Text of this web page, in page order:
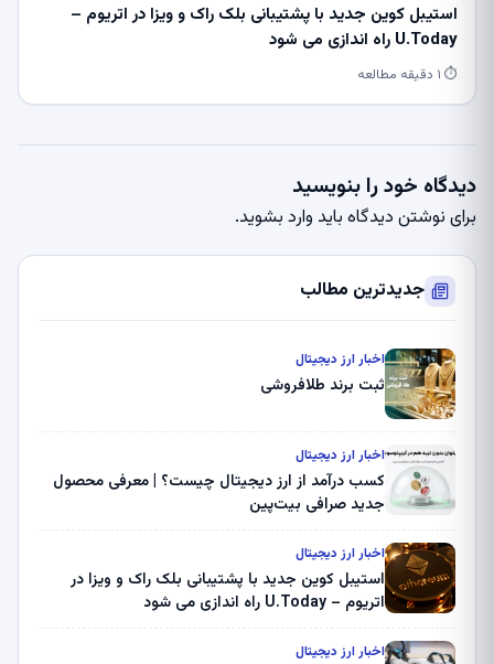
استیبل کوین جدید با پشتیبانی بلک راک و ویزا در اتریوم –
U.Today راه اندازی می شود
⏱ ۱ دقیقه مطالعه
دیدگاه خود را بنویسید
برای نوشتن دیدگاه باید وارد بشوید.
جدیدترین مطالب
اخبار ارز دیجیتال
ثبت برند طلافروشی
اخبار ارز دیجیتال
کسب درآمد از ارز دیجیتال چیست؟ | معرفی محصول
جدید صرافی بیت‌پین
اخبار ارز دیجیتال
استیبل کوین جدید با پشتیبانی بلک راک و ویزا در
اتریوم – U.Today راه اندازی می شود
اخبار ارز دیجیتال